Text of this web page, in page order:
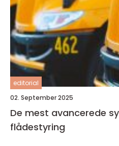
editorial
02. September 2025
De mest avancerede
flådestyring